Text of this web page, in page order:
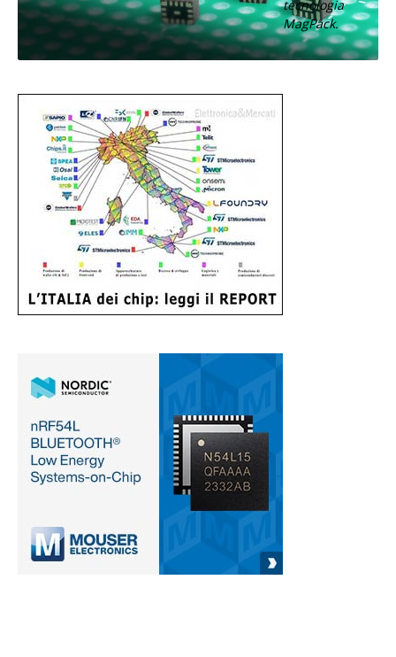
tecnologia
MagPack.